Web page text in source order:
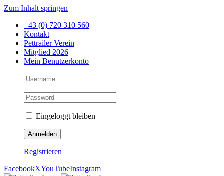
Zum Inhalt springen
+43 (0) 720 310 560
Kontakt
Pettrailer Verein
Mitglied 2026
Mein Benutzerkonto
Eingeloggt bleiben
Registrieren
FacebookXYouTubeInstagram